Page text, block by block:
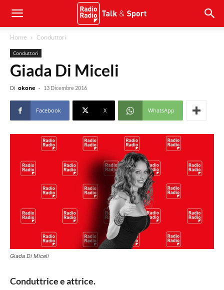
Home Conduttori
Conduttori
Giada Di Miceli
Di okone - 13 Dicembre 2016
Facebook X WhatsApp
Giada Di Miceli
Conduttrice e attrice.